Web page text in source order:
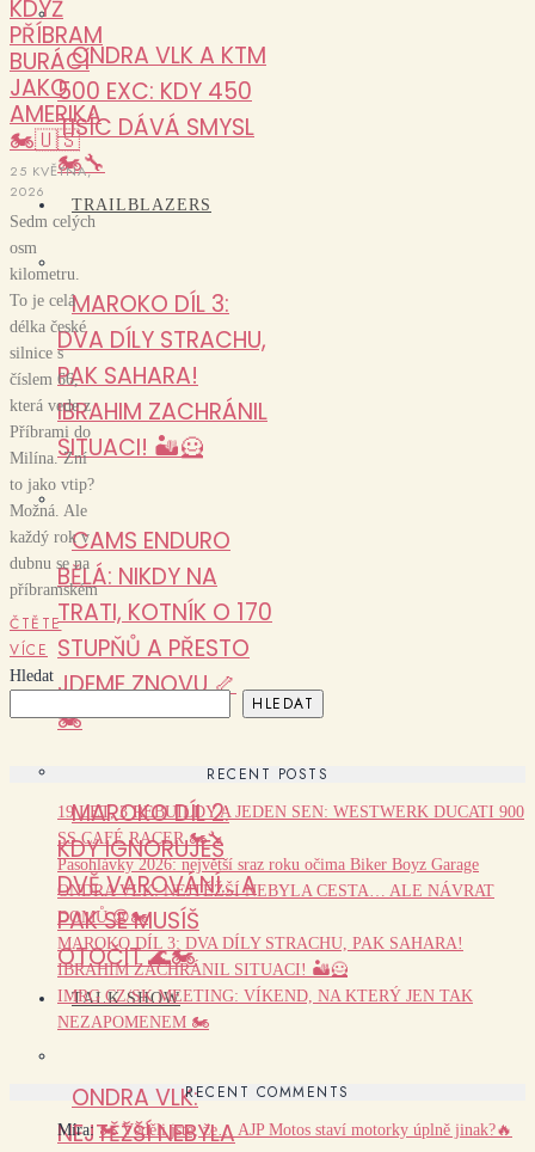
ONDRA VLK A KTM
500 EXC: KDY 450
TISÍC DÁVÁ SMYSL
🏍️🔧
TRAILBLAZERS
MAROKO DÍL 3:
DVA DÍLY STRACHU,
PAK SAHARA!
IBRAHIM ZACHRÁNIL
SITUACI! 🏜️🦸
CAMS ENDURO
BĚLÁ: NIKDY NA
TRATI, KOTNÍK O 170
STUPŇŮ A PŘESTO
JDEME ZNOVU 🦴
🏍️
MAROKO DÍL 2:
KDY IGNORUJEŠ
DVĚ VAROVÁNÍ… A
PAK SE MUSÍŠ
OTOČIT 🌊🏍️
TALK SHOW
ONDRA VLK:
NEJTĚŽŠÍ NEBYLA
KDYŽ
PŘÍBRAM
BURÁCÍ
JAKO
AMERIKA
🏍️🇺🇸
25 KVĚTNA,
2026
Sedm celých
osm
kilometru.
To je celá
délka české
silnice s
číslem 66,
která vede z
Příbrami do
Milína. Zní
to jako vtip?
Možná. Ale
každý rok v
dubnu se na
příbramském
ČTĚTE
VÍCE
Hledat
HLEDAT
RECENT POSTS
19 LET, 3 REBUILDY A JEDEN SEN: WESTWERK DUCATI 900
SS CAFÉ RACER 🏍️🔧
Pasohlávky 2026: největší sraz roku očima Biker Boyz Garage
ONDRA VLK: NEJTĚŽŠÍ NEBYLA CESTA… ALE NÁVRAT
DOMŮ 😢🏍️
MAROKO DÍL 3: DVA DÍLY STRACHU, PAK SAHARA!
IBRAHIM ZACHRÁNIL SITUACI! 🏜️🦸
IMRG CZ/SK MEETING: VÍKEND, NA KTERÝ JEN TAK
NEZAPOMENEM 🏍️
RECENT COMMENTS
Míra:🏍️ Věděli jste, že… AJP Motos staví motorky úplně jinak?🔥